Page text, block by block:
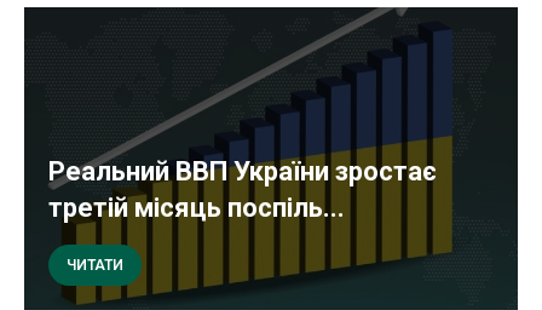
Реальний ВВП України зростає
третій місяць поспіль...
ЧИТАТИ